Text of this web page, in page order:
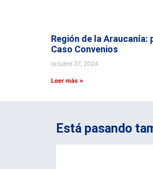
Región de la Araucanía:
Caso Convenios
octubre 27, 2024
Leer más »
Está pasando